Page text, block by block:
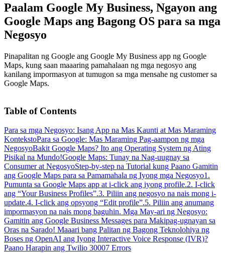
Paalam Google My Business, Ngayon ang
Google Maps ang Bagong OS para sa mga
Negosyo
Pinapalitan ng Google ang Google My Business app ng Google
Maps, kung saan maaaring pamahalaan ng mga negosyo ang
kanilang impormasyon at tumugon sa mga mensahe ng customer sa
Google Maps.
Table of Contents
Para sa mga Negosyo: Isang App na Mas Kaunti at Mas Maraming
KontekstoPara sa Google: Mas Maraming Pag-aampon ng mga
NegosyoBakit Google Maps? Ito ang Operating System ng Ating
Pisikal na Mundo!Google Maps: Tunay na Nag-uugnay sa
Consumer at NegosyoStep-by-step na Tutorial kung Paano Gamitin
ang Google Maps para sa Pamamahala ng Iyong mga Negosyo1.
Pumunta sa Google Maps app at i-click ang iyong profile.2. I-click
ang “Your Business Profiles”.3. Piliin ang negosyo na nais mong i-
update.4. I-click ang opsyong “Edit profile”.5. Piliin ang anumang
impormasyon na nais mong baguhin. Mga May-ari ng Negosyo:
Gamitin ang Google Business Messages para Makipag-ugnayan sa
Oras na Sarado! Maaari bang Palitan ng Bagong Teknolohiya ng
Boses ng OpenAI ang Iyong Interactive Voice Response (IVR)?
Paano Harapin ang Twilio 30007 Errors